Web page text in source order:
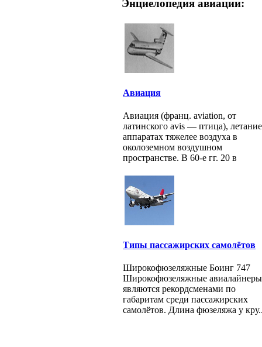
Энциелопедия авиации:
Авиация
Авиация (франц. aviation, от
латинского avis — птица),
аппаратах тяжелее воздуха в
околоземном воздушном
пространстве. В 60-е гг. 20 в
Типы пассажирских самолётов
Широкофюзеляжные Боинг 747
Широкофюзеляжные авиалайнеры
являются рекордсменами по
габаритам среди пассажирских
самолётов. Длина фюзеляжа у